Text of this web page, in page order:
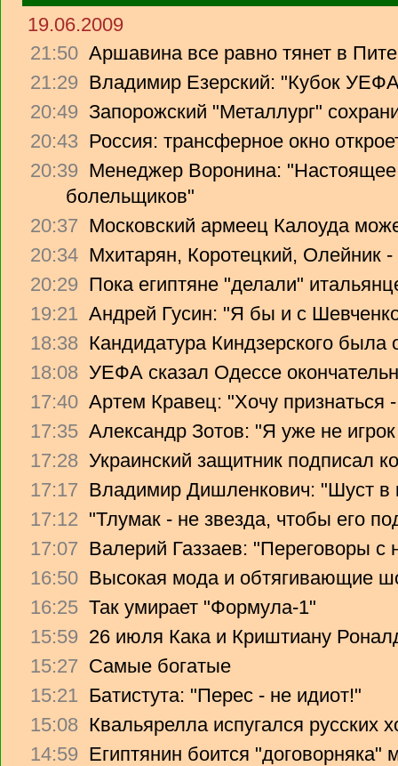
19.06.2009
21:50 Аршавина все равно тянет в
21:29 Владимир Езерский: "Кубок
20:49 Запорожский "Металлург"
20:43 Россия: трансферное окно
20:39 Менеджер Воронина: "Настоящее
болельщиков"
20:37 Московский армеец Калоуда
20:34 Мхитарян, Коротецкий, Олейник -
20:29 Пока египтяне "делали"
19:21 Андрей Гусин: "Я бы и с
18:38 Кандидатура Киндзерского была
18:08 УЕФА сказал Одессе
17:40 Артем Кравец: "Хочу признаться
17:35 Александр Зотов: "Я уже не
17:28 Украинский защитник подписал
17:17 Владимир Дишленкович: "Шуст в
17:12 "Тлумак - не звезда, чтобы его
17:07 Валерий Газзаев: "Переговоры с
16:50 Высокая мода и обтягивающие
16:25 Так умирает "Формула-1"
15:59 26 июля Кака и Криштиану
15:27 Самые богатые
15:21 Батистута: "Перес - не идиот!"
15:08 Квальярелла испугался русских
14:59 Египтянин боится